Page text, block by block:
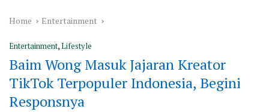
Home Entertainment
Entertainment,Lifestyle
Baim Wong Masuk Jajaran Kreator
TikTok Terpopuler Indonesia, Begini
Responsnya